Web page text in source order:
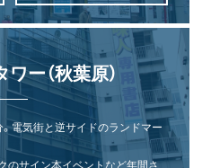
ー（秋葉原）
電気街と逆サイドのランドマー
のサイン本イベントなど年間さ